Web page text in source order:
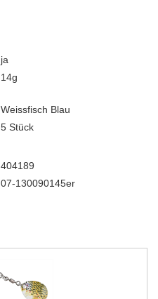
ja
14g
Weissfisch Blau
5 Stück
404189
07-130090145er